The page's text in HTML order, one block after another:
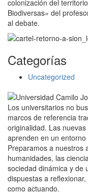
colonización del
Biodiversas» del
al debate.
Categorías
Uncategorized
Los universitarios no
marcos de referencia
originalidad. Las
aprenden en un
Preparamos a nuestros
humanidades, las
sociedad dinámica y de
dispuestas a
como actuando.